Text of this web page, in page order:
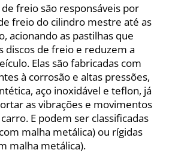
freio são responsáveis por
freio do cilindro mestre até as
acionando as pastilhas que
discos de freio e reduzem a
Elas são fabricadas com
à corrosão e altas pressões,
aço inoxidável e teflon, já
as vibrações e movimentos
E podem ser classificadas
malha metálica) ou rígidas
malha metálica).